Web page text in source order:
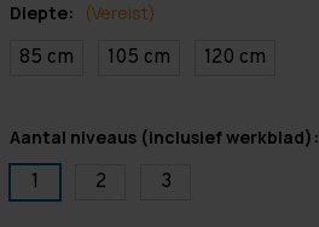
Diepte: (Vereist)
85 cm 105 cm 120 cm
Aantal niveaus (inclusief werkblad):
1 2 3